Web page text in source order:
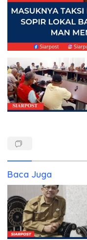
Baca Juga